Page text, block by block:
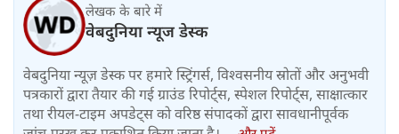
लेखक के बारे में
वेबदुनिया न्यूज डेस्क
वेबदुनिया न्यूज़ डेस्क पर हमारे स्ट्रिंगर्स, विश्वसनीय स्रोतों और अनुभवी
पत्रकारों द्वारा तैयार की गई ग्राउंड रिपोर्ट्स, स्पेशल रिपोर्ट्स, साक्षात्कार
तथा रीयल-टाइम अपडेट्स को वरिष्ठ संपादकों द्वारा सावधानीपूर्वक